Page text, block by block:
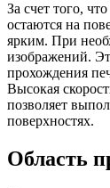
За счет того,
остаются на
ярким. При
изображений.
прохождения
Высокая
позволяет
поверхностях.
Область